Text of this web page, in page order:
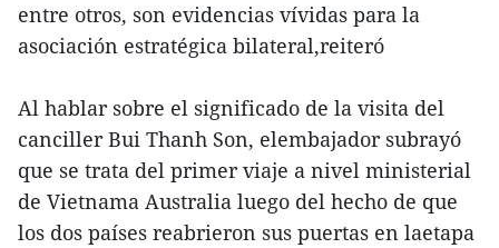
entre otros, son evidencias vívidas para la
asociación estratégica bilateral,reiteró
Al hablar sobre el significado de la visita del
canciller Bui Thanh Son, elembajador subrayó
que se trata del primer viaje a nivel ministerial
de Vietnama Australia luego del hecho de que
los dos países reabrieron sus puertas en laetapa